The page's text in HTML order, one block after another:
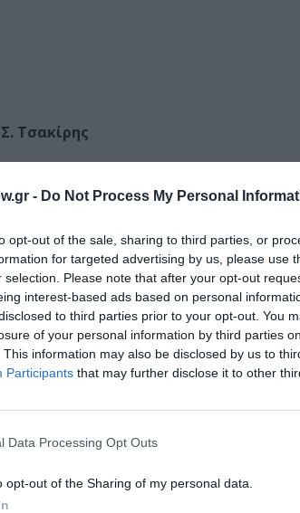
- Do Not Process My Personal
opt-out of the sale, sharing to third parties, or
for targeted advertising by us, please use
selection. Please note that after your opt-out
interest-based ads based on personal
to third parties prior to your opt-out. You
of your personal information by third parties
This information may also be disclosed by us to
Participants that may further disclose it to other
Data Processing Opt Outs
opt-out of the Sharing of my personal data.
Τσακίρης